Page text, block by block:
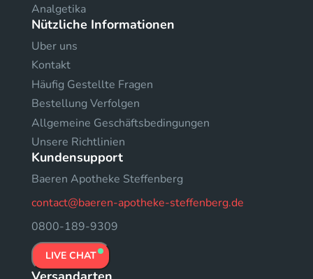
Analgetika
Nützliche Informationen
Uber uns
Kontakt
Häufig Gestellte Fragen
Bestellung Verfolgen
Allgemeine Geschäftsbedingungen
Unsere Richtlinien
Kundensupport
Baeren Apotheke Steffenberg
contact@baeren-apotheke-steffenberg.de
0800-189-9309
LIVE CHAT